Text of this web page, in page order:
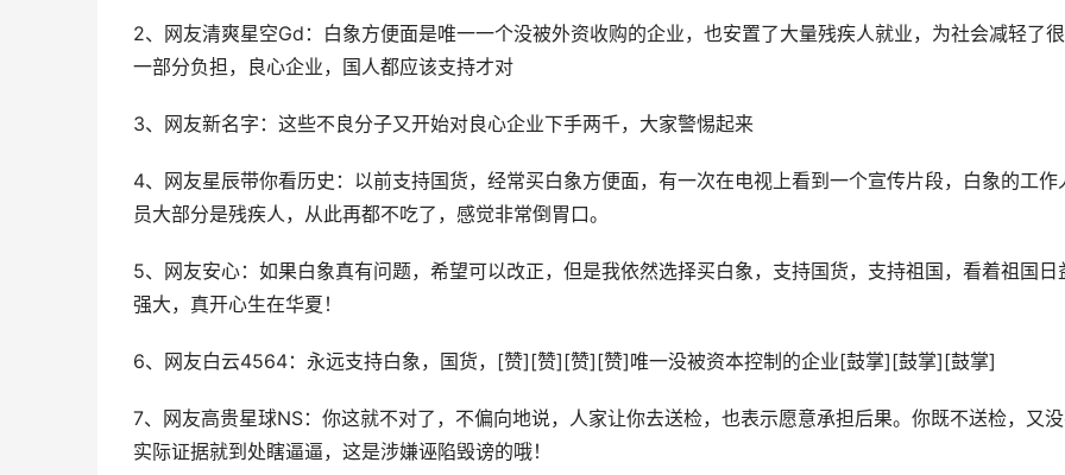
2、网友清爽星空Gd：白象方便面是唯一一个没被外资收购的企业，也安置了大量残疾人就业，为社会减轻了
一部分负担，良心企业，国人都应该支持才对
3、网友新名字：这些不良分子又开始对良心企业下手两千，大家警惕起来
4、网友星辰带你看历史：以前支持国货，经常买白象方便面，有一次在电视上看到一个宣传片段，白象的工作
员大部分是残疾人，从此再都不吃了，感觉非常倒胃口。
5、网友安心：如果白象真有问题，希望可以改正，但是我依然选择买白象，支持国货，支持祖国，看着祖国日
强大，真开心生在华夏！
6、网友白云4564：永远支持白象，国货，[赞][赞][赞][赞]唯一没被资本控制的企业[鼓掌][鼓掌][鼓掌]
7、网友高贵星球NS：你这就不对了，不偏向地说，人家让你去送检，也表示愿意承担后果。你既不送检，又
实际证据就到处瞎逼逼，这是涉嫌诬陷毁谤的哦！